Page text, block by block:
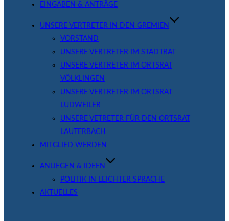
EINGABEN & ANTRÄGE
UNSERE VERTRETER IN DEN GREMIEN
VORSTAND
UNSERE VERTRETER IM STADTRAT
UNSERE VERTRETER IM ORTSRAT
VÖLKLINGEN
UNSERE VERTRETER IM ORTSRAT
LUDWEILER
UNSERE VETRETER FÜR DEN ORTSRAT
LAUTERBACH
MITGLIED WERDEN
ANLIEGEN & IDEEN
POLITIK IN LEICHTER SPRACHE
AKTUELLES